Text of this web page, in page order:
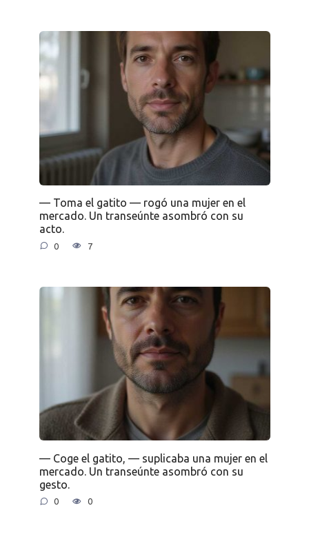
— Toma el gatito — rogó una mujer en el
mercado. Un transeúnte asombró con su
acto.
0 7
— Coge el gatito, — suplicaba una mujer en el
mercado. Un transeúnte asombró con su
gesto.
0 0